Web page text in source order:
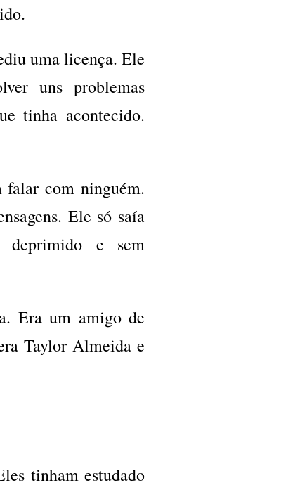
uma licença. Ele
uns problemas
tinha acontecido.
falar com ninguém.
Ele só saía
deprimido e sem
Era um amigo de
Taylor Almeida e
tinham estudado